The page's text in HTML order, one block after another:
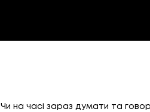
Чи на часі зараз думати та